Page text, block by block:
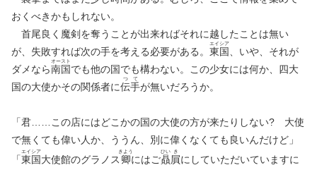
おくべきかもしれない。
首尾良く魔剣を奪うことが出来ればそれに越したことは無い
が、失敗すれば次の手を考える必要がある。 東
エイ
国
シア
、いや、それが
ダメなら南
オー
国
スト
でも他の国でも構わない。この少女には何か、四大
国の大使かその関係者に伝
つ
手
て
が無いだろうか。
「君……この店にはどこかの国の大使の方が来たりしない? 大使
で無くても偉い人か、ううん、別に偉くなくても良いんだけど」
「東
エイ
国
シア
大使館のグラノス 卿
きよう
にはご贔
ひい
屓
き
にしていただいていますに